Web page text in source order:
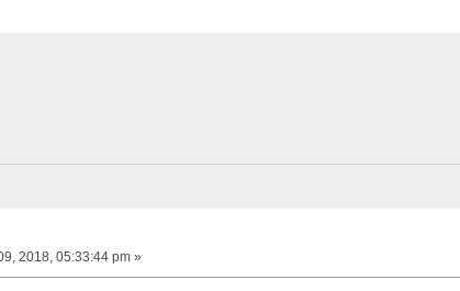
2018, 05:33:44 pm »